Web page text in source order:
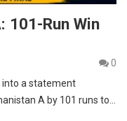
101-Run Win
0
into a statement
A by 101 runs to…